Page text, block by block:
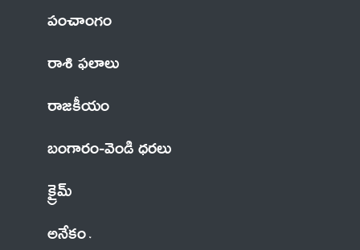
పంచాంగం
రాశి ఫలాలు
రాజకీయం
బంగారం-వెండి ధరలు
క్రైమ్
అనేకం